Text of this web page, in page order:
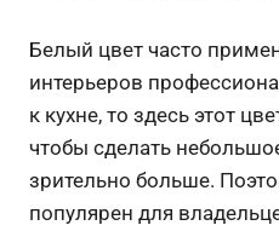
Белый цвет часто
интерьеров
к кухне, то здесь этот
чтобы сделать
зрительно больше.
популярен для